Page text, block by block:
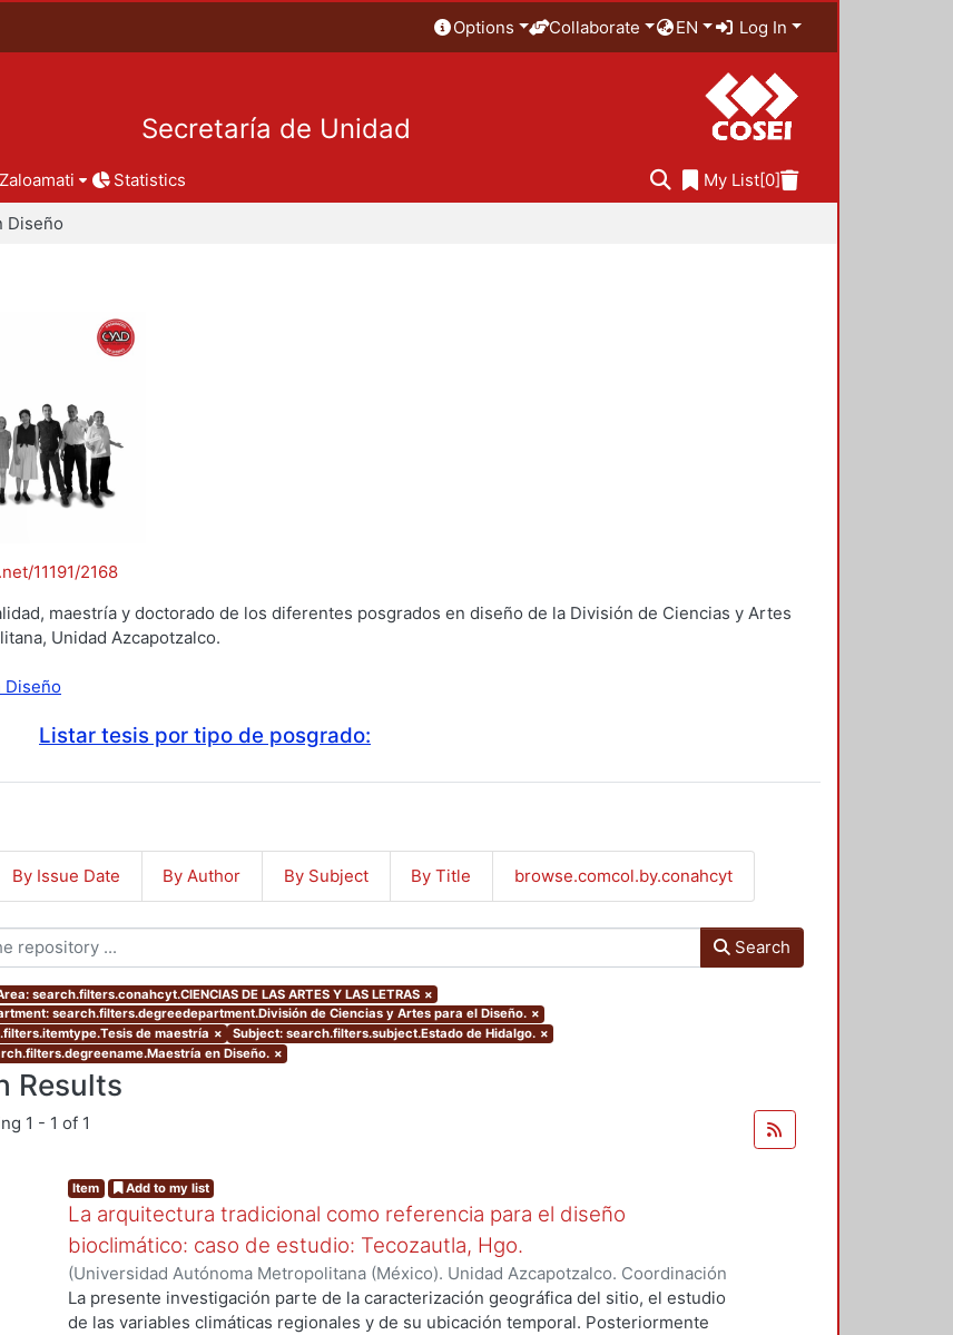
Options Collaborate EN Log In
Secretaría de Unidad
Statistics My List[0]
Diseño
11191/2168
maestría y doctorado de los diferentes posgrados en diseño de la División de Ciencias y Artes
Unidad Azcapotzalco.
Diseño
Listar tesis por tipo de posgrado:
By Issue Date By Author By Subject By Title browse.comcol.by.conahcyt
Search
search.filters.conahcyt.CIENCIAS DE LAS ARTES Y LAS LETRAS ×
search.filters.degreedepartment.División de Ciencias y Artes para el Diseño. ×
de maestría × Subject: search.filters.subject.Estado de Hidalgo. ×
en Diseño. ×
Results
1 - 1 of 1
Item Add to my list
La arquitectura tradicional como referencia para el diseño
bioclimático: caso de estudio: Tecozautla, Hgo.
(Universidad Autónoma Metropolitana (México). Unidad Azcapotzalco. Coordinación
de Servicios de Información.,2003-10)Manríquez Campos, Rosalía
La presente investigación parte de la caracterización geográfica del sitio, el estudio
de las variables climáticas regionales y de su ubicación temporal. Posteriormente